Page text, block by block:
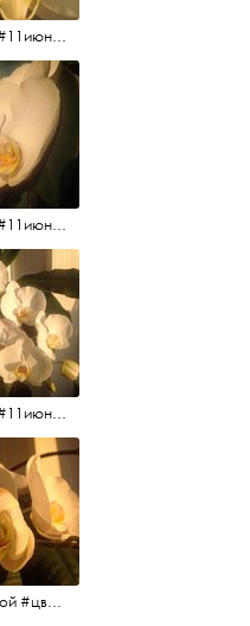
#цветы #11июня2017 #5утра #белыеночи
#цветы #11июня2017 #5утра #белыеночи
#цветы #11июня2017
#седьмой #цветы #жизньналоджии